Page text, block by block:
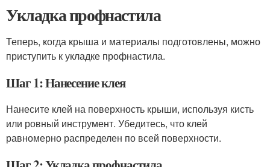
Укладка профнастила
Теперь, когда крыша и материалы подготовлены, можно
приступить к укладке профнастила.
Шаг 1: Нанесение клея
Нанесите клей на поверхность крыши, используя кисть
или ровный инструмент. Убедитесь, что клей
равномерно распределен по всей поверхности.